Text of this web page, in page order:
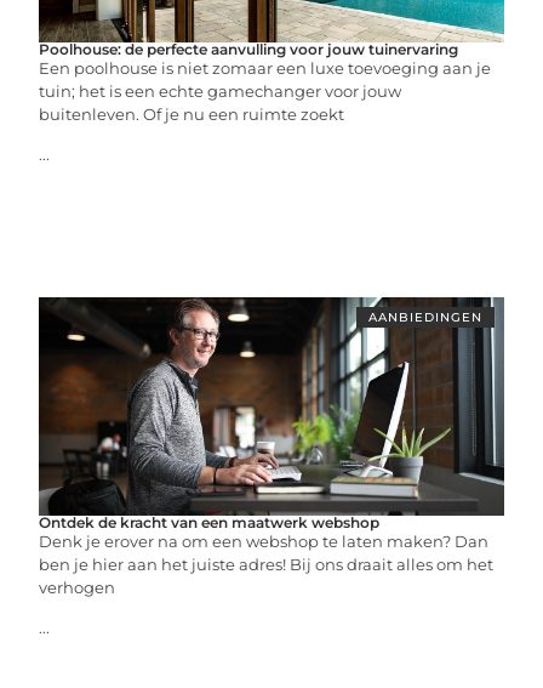
Poolhouse: de perfecte aanvulling voor jouw tuinervaring
Een poolhouse is niet zomaar een luxe toevoeging aan je
tuin; het is een echte gamechanger voor jouw
buitenleven. Of je nu een ruimte zoekt
...
AANBIEDINGEN
Ontdek de kracht van een maatwerk webshop
Denk je erover na om een webshop te laten maken? Dan
ben je hier aan het juiste adres! Bij ons draait alles om het
verhogen
...